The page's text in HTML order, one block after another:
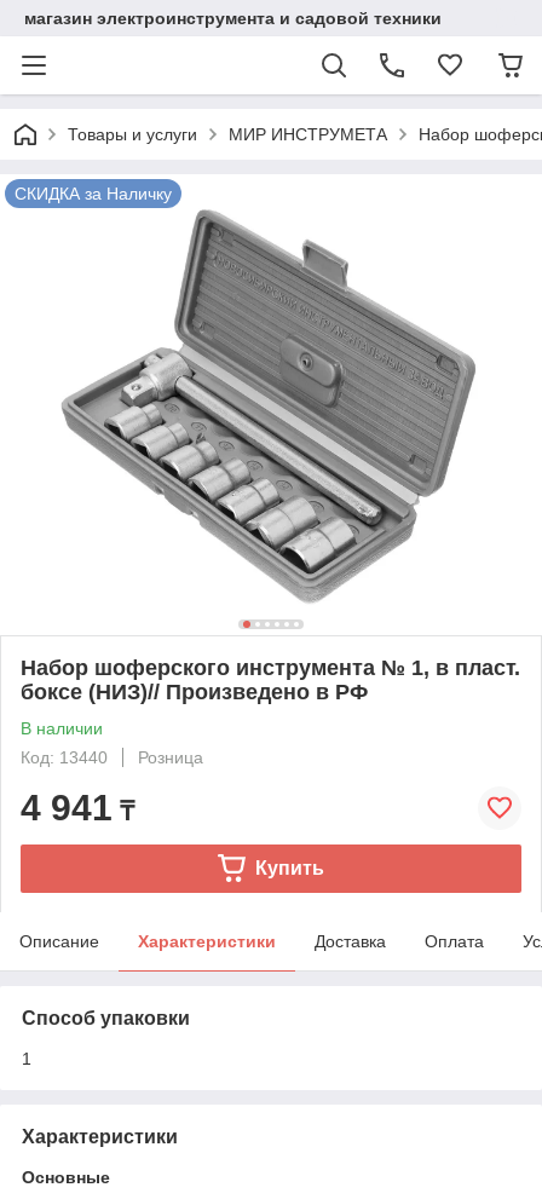
магазин электроинструмента и садовой техники
Товары и услуги МИР ИНСТРУМЕТА Набор
СКИДКА за Наличку
Набор шоферского инструмента № 1, в пласт.
боксе (НИЗ)// Произведено в РФ
В наличии
Код: 13440
Розница
4 941 ₸
Купить
Описание Характеристики Доставка Оплата
Способ упаковки
1
Характеристики
Основные